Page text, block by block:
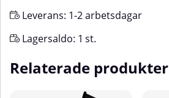
Leverans: 1-2 arbetsdagar
Lagersaldo: 1 st.
Relaterade produkter